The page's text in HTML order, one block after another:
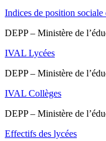
Indices de position sociale
DEPP – Ministère de
IVAL Lycées
DEPP – Ministère de
IVAL Collèges
DEPP – Ministère de
Effectifs des lycées